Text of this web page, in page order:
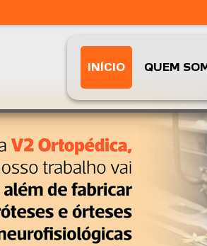
INÍCIO QUEM